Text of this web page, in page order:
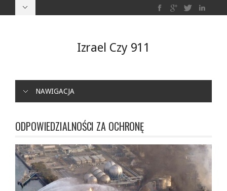
Izrael Czy 911
NAWIGACJA
ODPOWIEDZIALNOŚCI ZA OCHRONĘ